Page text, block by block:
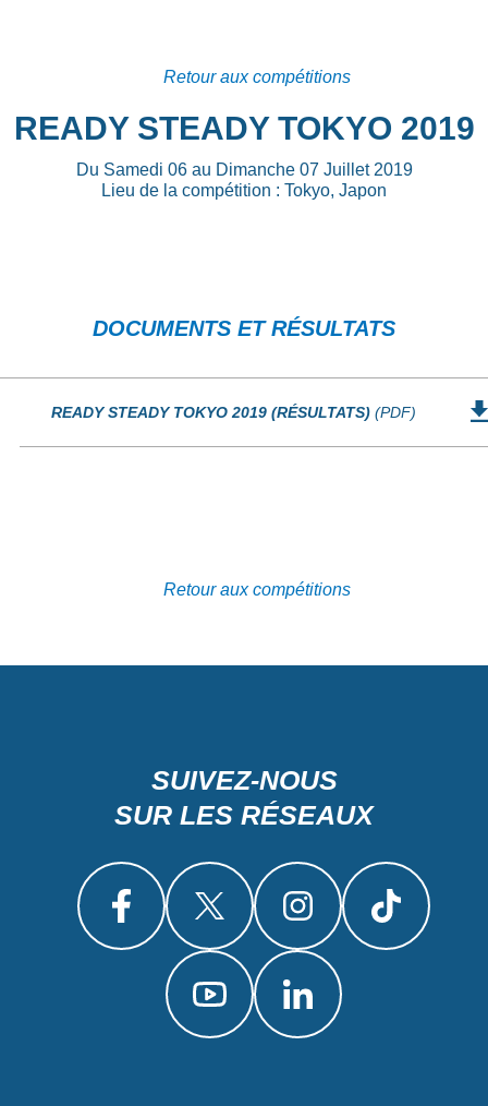
Retour aux compétitions
READY STEADY TOKYO 2019
Du Samedi 06 au Dimanche 07 Juillet 2019
Lieu de la compétition : Tokyo, Japon
DOCUMENTS ET RÉSULTATS
READY STEADY TOKYO 2019 (RÉSULTATS) (PDF)
Retour aux compétitions
SUIVEZ-NOUS
SUR LES RÉSEAUX